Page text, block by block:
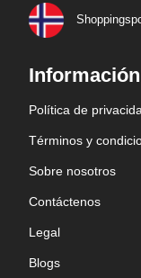
Información
Política de
Términos y
Sobre nosotros
Contáctenos
Legal
Blogs